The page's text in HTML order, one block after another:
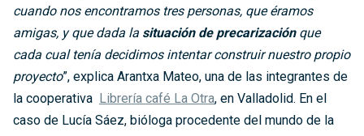
cuando nos encontramos tres personas, que éramos
amigas, y que dada la situación de precarizaciónque
cada cual tenía decidimos intentar construir nuestro propio
proyecto”, explica Arantxa Mateo, una de las integrantes de
la cooperativa Librería café La Otra, en Valladolid. En el
caso de Lucía Sáez, bióloga procedente del mundo de la